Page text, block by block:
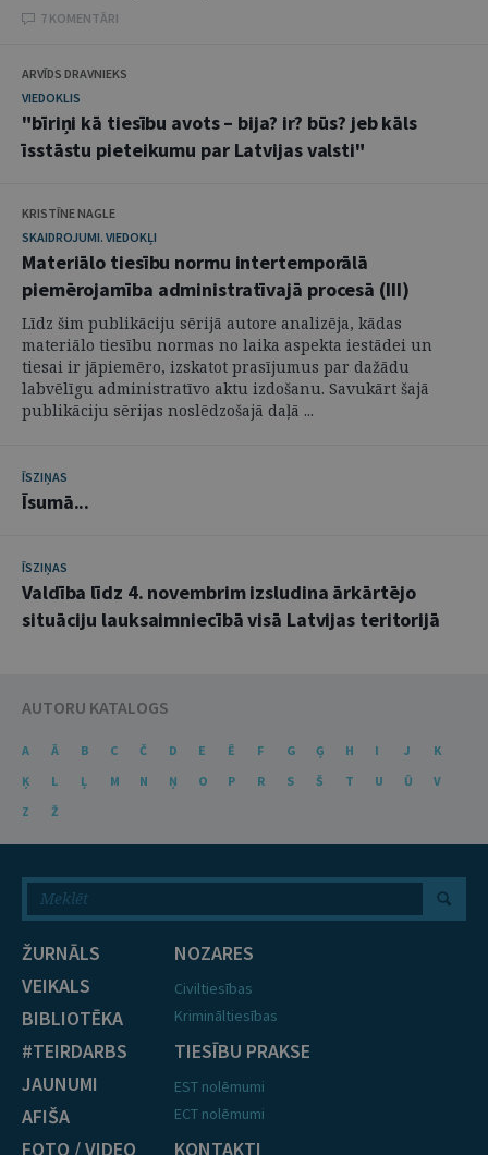
7 KOMENTĀRI
ARVĪDS DRAVNIEKS
VIEDOKLIS
"bīriņi kā tiesību avots – bija? ir? būs? jeb kāls
īsstāstu pieteikumu par Latvijas valsti"
KRISTĪNE NAGLE
SKAIDROJUMI. VIEDOKĻI
Materiālo tiesību normu intertemporālā
piemērojamība administratīvajā procesā (III)
Līdz šim publikāciju sērijā autore analizēja, kādas
materiālo tiesību normas no laika aspekta iestādei un
tiesai ir jāpiemēro, izskatot prasījumus par dažādu
labvēlīgu administratīvo aktu izdošanu. Savukārt šajā
publikāciju sērijas noslēdzošajā daļā ...
ĪSZIŅAS
Īsumā...
ĪSZIŅAS
Valdība līdz 4. novembrim izsludina ārkārtējo
situāciju lauksaimniecībā visā Latvijas teritorijā
AUTORU KATALOGS
A Ā B C Č D E Ē F G Ģ H I J
K
Ķ
L Ļ M N Ņ O P R S Š T U Ū
V
Z
Ž
ŽURNĀLS
VEIKALS
BIBLIOTĒKA
#TEIRDARBS
JAUNUMI
AFIŠA
FOTO / VIDEO
NOZARES
Civiltiesības
Krimināltiesības
TIESĪBU PRAKSE
EST nolēmumi
ECT nolēmumi
KONTAKTI